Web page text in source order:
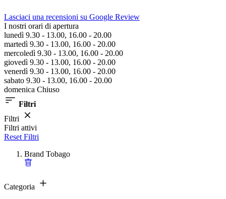
Lasciaci una recensioni su Google Review
I nostri orari di apertura
lunedì 9.30 - 13.00, 16.00 - 20.00
martedì 9.30 - 13.00, 16.00 - 20.00
mercoledì 9.30 - 13.00, 16.00 - 20.00
giovedì 9.30 - 13.00, 16.00 - 20.00
venerdì 9.30 - 13.00, 16.00 - 20.00
sabato 9.30 - 13.00, 16.00 - 20.00
domenica Chiuso
Filtri
Filtri
Filtri attivi
Reset Filtri
Brand Tobago
Categoria